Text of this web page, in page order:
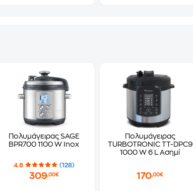
Πολυμάγειρας SAGE
BPR700 1100 W Inox
4.8 (128)
309,00€
Πολυμάγειρας
TURBOTRONIC TT-DPC9
1000 W 6 L Ασημί
170,00€